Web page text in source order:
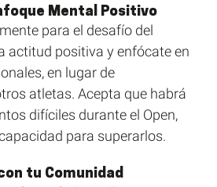
Mental Positivo
para el desafío del
actitud positiva y enfócate en
en lugar de
atletas. Acepta que habrá
difíciles durante el Open,
para superarlos.
tu Comunidad